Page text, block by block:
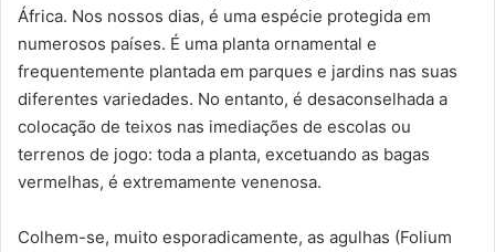
África. Nos nossos dias, é uma espécie protegida em
numerosos países. É uma planta ornamental e
frequentemente plantada em parques e jardins nas suas
diferentes variedades. No entanto, é desaconselhada a
colocação de teixos nas imediações de escolas ou
terrenos de jogo: toda a planta, excetuando as bagas
vermelhas, é extremamente venenosa.
Colhem-se, muito esporadicamente, as agulhas (Folium